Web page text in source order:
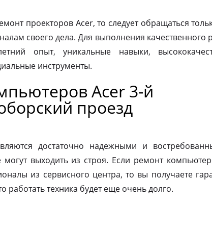
проекторов Acer, то следует обращаться
своего дела. Для выполнения качественного
опыт, уникальные навыки,
инструменты.
Acer 3-й
проезд
достаточно надежными и
выходить из строя. Если ремонт
из сервисного центра, то вы получаете
работать техника будет еще очень долго.